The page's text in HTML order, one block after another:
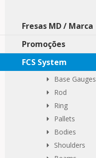
Fresas MD / Marca
Promoções
FCS System
Base Gauges
Rod
Ring
Pallets
Bodies
Shoulders